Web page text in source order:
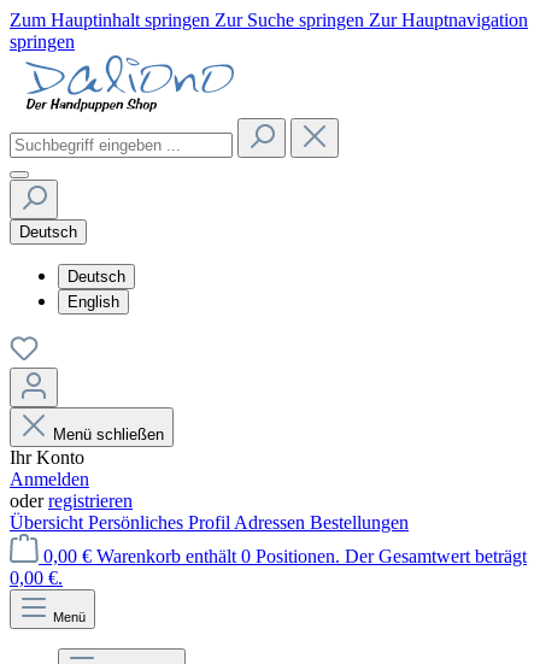
Zum Hauptinhalt springen Zur Suche springen Zur Hauptnavigation
springen
Deutsch
Deutsch
English
Menü schließen
Ihr Konto
Anmelden
oderregistrieren
Übersicht Persönliches Profil Adressen Bestellungen
0,00 € Warenkorb enthält 0 Positionen. Der Gesamtwert beträgt
0,00 €.
Menü